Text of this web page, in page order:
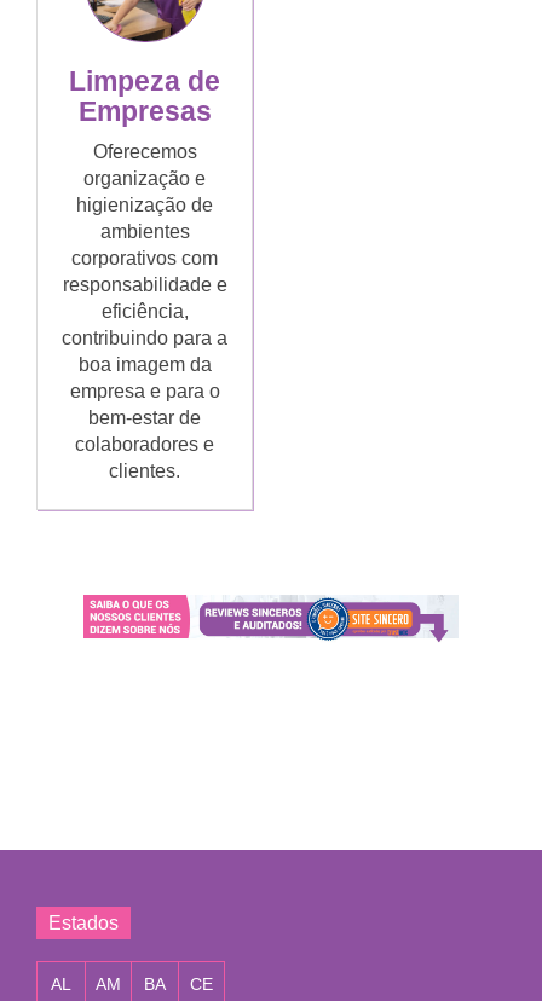
Limpeza de
Empresas
Oferecemos
organização e
higienização de
ambientes
corporativos com
responsabilidade e
eficiência,
contribuindo para a
boa imagem da
empresa e para o
bem-estar de
colaboradores e
clientes.
Estados
AL AM BA CE